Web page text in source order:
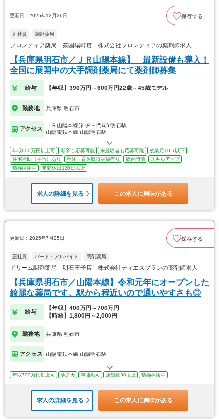
更新日：2025年12月26日 保存する
正社員 調剤薬局
フロンティア薬局 茶園場町店 株式会社フロンティアの薬剤師求人
【兵庫県明石市／ＪＲ山陽本線】 最新設備も導入！
全国に展開中の大手調剤薬局にて薬剤師募集
給与 【年収】390万円～600万円22歳～45歳モデル
勤務地 兵庫県 明石市
アクセス
ＪＲ山陽本線(神戸－門司) 明石駅
山陽電鉄本線 山陽明石駅
年収600万円以上可 新卒も応募可能 未経験者も応募可能
残業月10ｈ以下
住宅補助（手当）あり
産休・育休取得実績有り 総合門前
スキルアップ
積極採用中
年間休日120日以上
求人の詳細を見る この求人に興味がある
更新日：2025年7月25日 保存する
正社員 パート・アルバイト 調剤薬局
ドリーム調剤薬局 明石王子店 株式会社ティエスプランの薬剤師求人
【兵庫県明石市／山陽本線】令和元年にオープンした
綺麗な薬局です。駅から程近いので通いやすさも◎
給与
【年収】400万円～700万円
【時給】1,800円～2,000円
勤務地 兵庫県 明石市
アクセス 山陽電鉄本線 山陽明石駅
年収700万円以上可 駅チカ 車通勤可 店舗数30以上 積極採用中
求人の詳細を見る この求人に興味がある